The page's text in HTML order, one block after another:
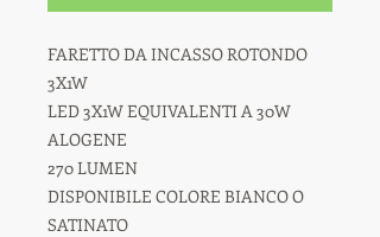
FARETTO DA INCASSO ROTONDO
3X1W
LED 3X1W EQUIVALENTI A 30W
ALOGENE
270 LUMEN
DISPONIBILE COLORE BIANCO O
SATINATO